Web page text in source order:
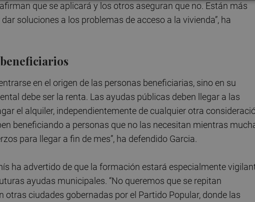
que se aplicará y los otros aseguran que no. Están más
soluciones a los problemas de acceso a la vivienda”, ha
en el origen de las personas beneficiarias, sino en su
debe ser la renta. Las ayudas públicas deben llegar a las
el alquiler, independientemente de cualquier otra
beneficiando a personas que no las necesitan mientras
para llegar a fin de mes”, ha defendido Garcia.
ha advertido de que la formación estará especialmente
ayudas municipales. “No queremos que se repitan
ciudades gobernadas por el Partido Popular, donde las